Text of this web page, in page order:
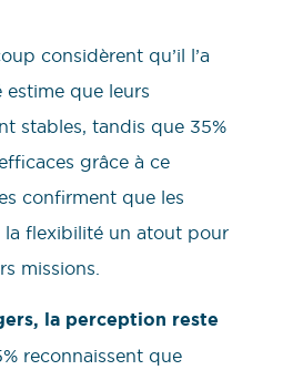
considèrent qu’il l’a
estime que leurs
stables, tandis que 35%
grâce à ce
confirment que les
la flexibilité un atout pour
missions.
la perception reste
reconnaissent que